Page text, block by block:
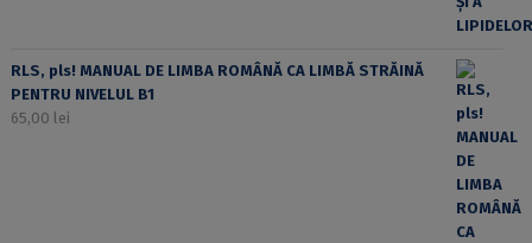
RLS, pls! MANUAL DE LIMBA ROMÂNĂ CA LIMBĂ STRĂINĂ
PENTRU NIVELUL B1
65,00 lei